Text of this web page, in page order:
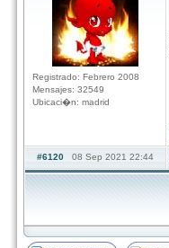
Registrado: Febrero 2008
Mensajes: 32549
Ubicaci�n: madrid
#6120 08 Sep 2021 22:44